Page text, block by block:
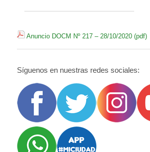
Anuncio DOCM Nº 217 – 28/10/2020 (pdf)
Síguenos en nuestras redes sociales: